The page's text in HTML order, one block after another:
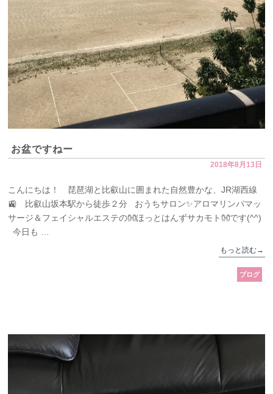
お盆ですねー
2018年8月13日
こんにちは！ 琵琶湖と比叡山に囲まれた自然豊かな、JR湖西線
🚉 比叡山坂本駅から徒歩２分 おうちサロン✨アロマリンパマッ
サージ＆フェイシャルエステの👐ほっとはんずサカモト👐です(^^)
今日も …
もっと読む→
ブログ